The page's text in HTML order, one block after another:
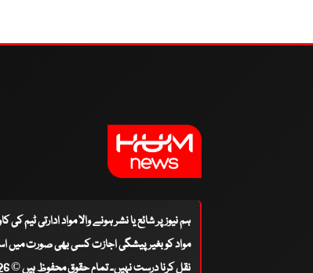
ہم نیوز پر شائع یا نشر ہونے والا مواد ادارتی ٹیم
مواد کو بغیر پیشگی اجازت کسی بھی صورت میں
نقل کرنا درست نہیں۔ تمام حقوق محفوظ ہیں © 2026